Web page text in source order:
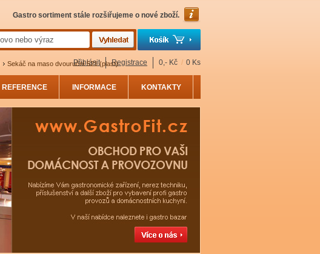
Sekáč na maso dvouruční 521 (plast)
Gastro sortiment stále rozšiřujeme o nové zboží.
Přihlásit Registrace 0,- Kč / 0 Ks
REFERENCE INFORMACE KONTAKTY